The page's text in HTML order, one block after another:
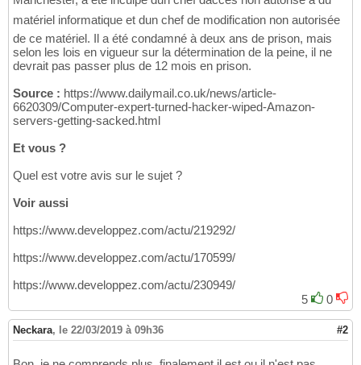
matériel informatique et dun chef de modification non autorisée
de ce matériel. Il a été condamné à deux ans de prison, mais
selon les lois en vigueur sur la détermination de la peine, il ne
devrait pas passer plus de 12 mois en prison.
Source : https://www.dailymail.co.uk/news/article-
6620309/Computer-expert-turned-hacker-wiped-Amazon-
servers-getting-sacked.html
Et vous ?
Quel est votre avis sur le sujet ?
Voir aussi
https://www.developpez.com/actu/219292/
https://www.developpez.com/actu/170599/
https://www.developpez.com/actu/230949/
5
0
Neckara, le 22/03/2019 à 09h36 #2